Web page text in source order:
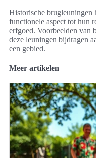
Historische brugleuningen
functionele aspect tot hun
erfgoed. Voorbeelden van
deze leuningen bijdragen
een gebied.
Meer artikelen